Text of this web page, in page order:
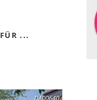
...
DA00640